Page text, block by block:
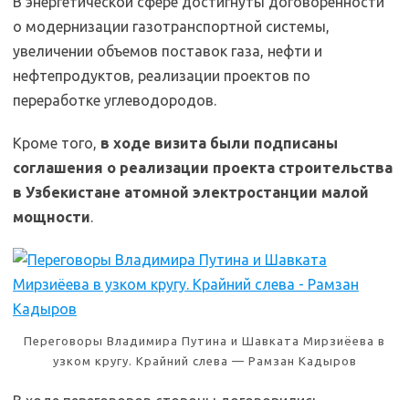
о модернизации газотранспортной системы,
увеличении объемов поставок газа, нефти и
нефтепродуктов, реализации проектов по
переработке углеводородов.
Кроме того, в ходе визита были подписаны
соглашения о реализации проекта строительства
в Узбекистане атомной электростанции малой
мощности.
Переговоры Владимира Путина и Шавката Мирзиёева в
узком кругу. Крайний слева — Рамзан Кадыров